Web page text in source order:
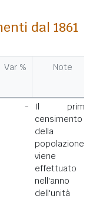
dal 1861
Var % Note
-
Il primo
censimento
della
popolazione
viene
effettuato
nell'anno
dell'unità